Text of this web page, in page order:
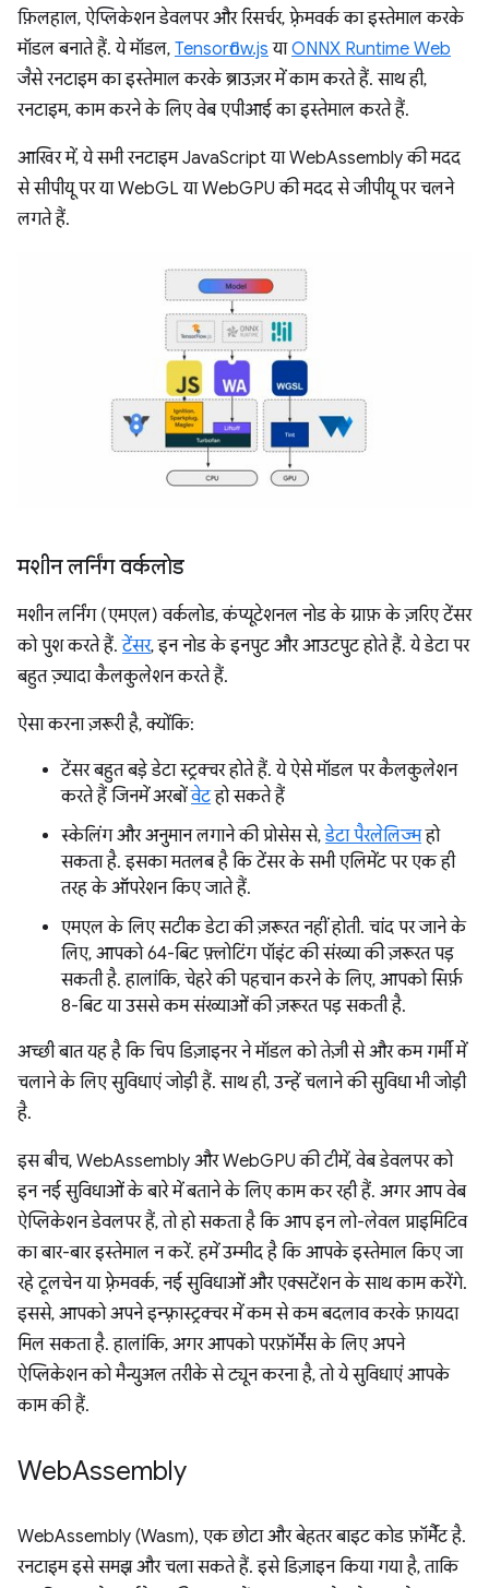
फ़िलहाल, ऐप्लिकेशन डेवलपर और रिसर्चर, फ़्रेमवर्क का इस्तेमाल करके
मॉडल बनाते हैं. ये मॉडल, Tensorflow.js याONNX Runtime Web
जैसे रनटाइम का इस्तेमाल करके ब्राउज़र में काम करते हैं. साथ ही,
रनटाइम, काम करने के लिए वेब एपीआई का इस्तेमाल करते हैं.
आखिर में, ये सभी रनटाइम JavaScript या WebAssembly की मदद
से सीपीयू पर या WebGL या WebGPU की मदद से जीपीयू पर चलने
लगते हैं.
मशीन लर्निंग वर्कलोड
मशीन लर्निंग (एमएल) वर्कलोड, कंप्यूटेशनल नोड के ग्राफ़ के ज़रिए टेंसर
को पुश करते हैं.टेंसर, इन नोड के इनपुट और आउटपुट होते हैं. ये डेटा पर
बहुत ज़्यादा कैलकुलेशन करते हैं.
ऐसा करना ज़रूरी है, क्योंकि:
टेंसर बहुत बड़े डेटा स्ट्रक्चर होते हैं. ये ऐसे मॉडल पर कैलकुलेशन
करते हैं जिनमें अरबोंवेटहो सकते हैं
स्केलिंग और अनुमान लगाने की प्रोसेस से,डेटा पैरलेलिज्महो
सकता है. इसका मतलब है कि टेंसर के सभी एलिमेंट पर एक ही
तरह के ऑपरेशन किए जाते हैं.
एमएल के लिए सटीक डेटा की ज़रूरत नहीं होती. चांद पर जाने के
लिए, आपको 64-बिट फ़्लोटिंग पॉइंट की संख्या की ज़रूरत पड़
सकती है. हालांकि, चेहरे की पहचान करने के लिए, आपको सिर्फ़
8-बिट या उससे कम संख्याओं की ज़रूरत पड़ सकती है.
अच्छी बात यह है कि चिप डिज़ाइनर ने मॉडल को तेज़ी से और कम गर्मी में
चलाने के लिए सुविधाएं जोड़ी हैं. साथ ही, उन्हें चलाने की सुविधा भी जोड़ी
है.
इस बीच, WebAssembly और WebGPU की टीमें, वेब डेवलपर को
इन नई सुविधाओं के बारे में बताने के लिए काम कर रही हैं. अगर आप वेब
ऐप्लिकेशन डेवलपर हैं, तो हो सकता है कि आप इन लो-लेवल प्राइमिटिव
का बार-बार इस्तेमाल न करें. हमें उम्मीद है कि आपके इस्तेमाल किए जा
रहे टूलचेन या फ़्रेमवर्क, नई सुविधाओं और एक्सटेंशन के साथ काम करेंगे.
इससे, आपको अपने इन्फ़्रास्ट्रक्चर में कम से कम बदलाव करके फ़ायदा
मिल सकता है. हालांकि, अगर आपको परफ़ॉर्मेंस के लिए अपने
ऐप्लिकेशन को मैन्युअल तरीके से ट्यून करना है, तो ये सुविधाएं आपके
काम की हैं.
WebAssembly
WebAssembly (Wasm), एक छोटा और बेहतर बाइट कोड फ़ॉर्मैट है.
रनटाइम इसे समझ और चला सकते हैं. इसे डिज़ाइन किया गया है, ताकि